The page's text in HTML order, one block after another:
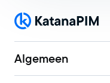
Algemeen